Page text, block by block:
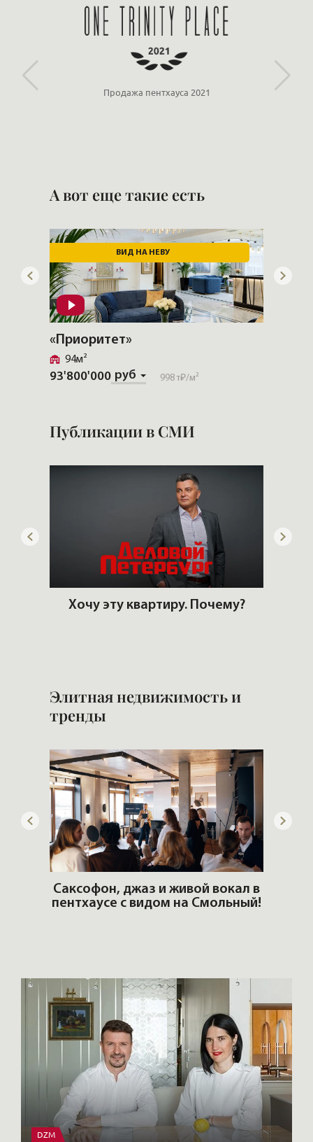
Продажа пентхауса 2021
А вот еще такие есть
ВИД НА НЕВУ
«Приоритет»
93'800'000 руб 998 т₽/м²
94м²
Публикации в СМИ
Хочу эту квартиру. Почему?
Элитная недвижимость и
тренды
Саксофон, джаз и живой вокал в
пентхаусе с видом на Смольный!
DZM